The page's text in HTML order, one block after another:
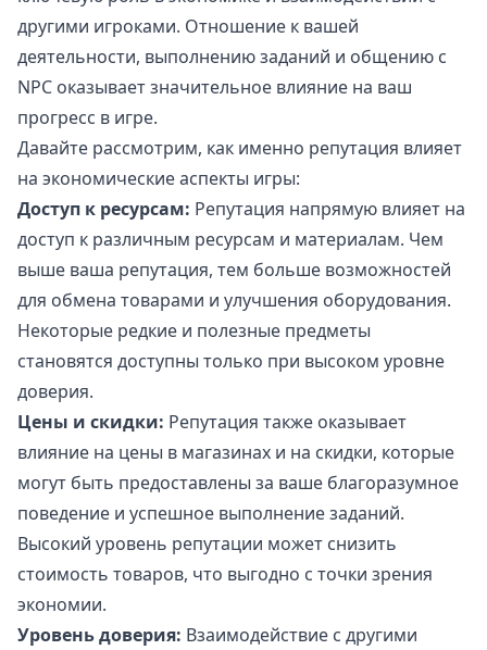
другими игроками. Отношение к вашей
деятельности, выполнению заданий и общению с
NPC оказывает значительное влияние на ваш
прогресс в игре.
Давайте рассмотрим, как именно репутация влияет
на экономические аспекты игры:
Доступ к ресурсам: Репутация напрямую влияет на
доступ к различным ресурсам и материалам. Чем
выше ваша репутация, тем больше возможностей
для обмена товарами и улучшения оборудования.
Некоторые редкие и полезные предметы
становятся доступны только при высоком уровне
доверия.
Цены и скидки: Репутация также оказывает
влияние на цены в магазинах и на скидки, которые
могут быть предоставлены за ваше благоразумное
поведение и успешное выполнение заданий.
Высокий уровень репутации может снизить
стоимость товаров, что выгодно с точки зрения
экономии.
Уровень доверия: Взаимодействие с другими